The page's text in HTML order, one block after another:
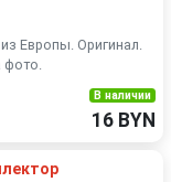
Европы. Оригинал.
фото.
В наличии
16 BYN